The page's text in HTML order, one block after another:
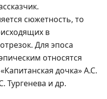
сюжетность, то
в
Для эпоса
относятся
дочка» А.С.
Тургенева и др.